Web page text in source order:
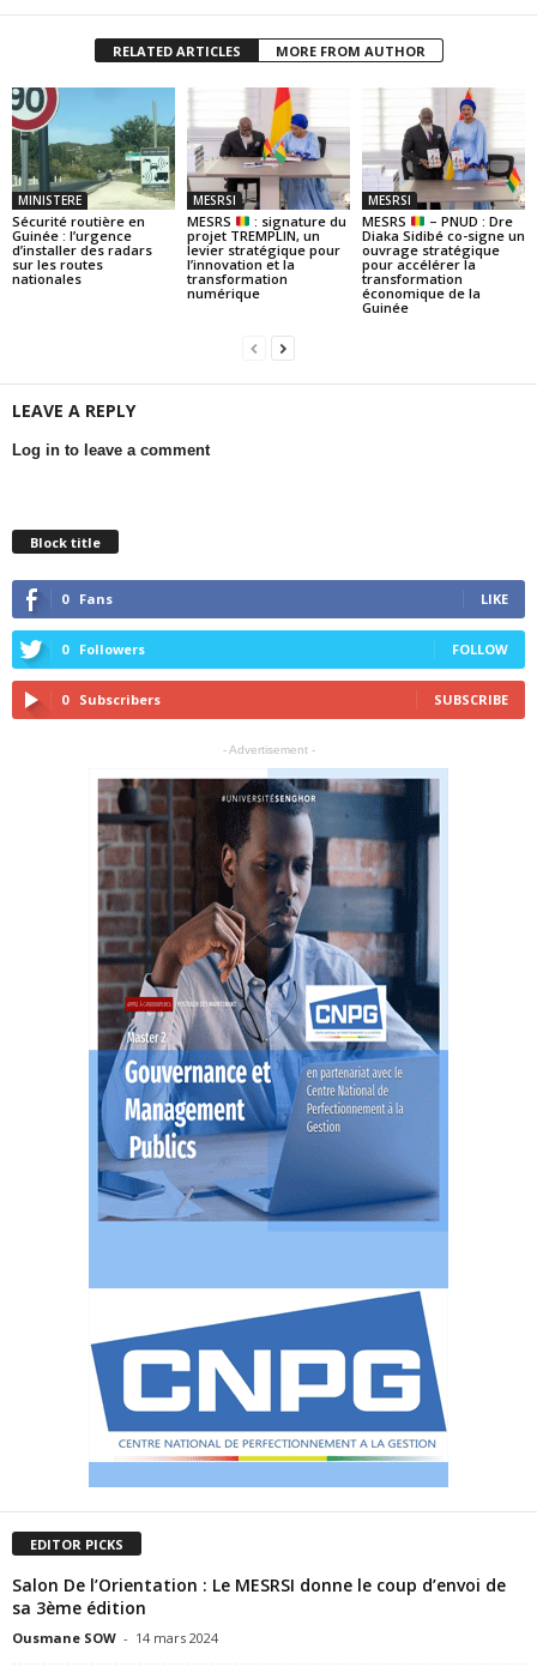
RELATED ARTICLES MORE FROM AUTHOR
MINISTERE
Sécurité routière en
Guinée : l’urgence
d’installer des radars
sur les routes
nationales
MESRSI
MESRS
: signature du
projet TREMPLIN, un
levier stratégique pour
l’innovation et la
transformation
numérique
MESRSI
MESRS
– PNUD : Dre
Diaka Sidibé co-signe un
ouvrage stratégique
pour accélérer la
transformation
économique de la
Guinée
LEAVE A REPLY
Log in to leave a comment
Block title
0 Fans LIKE
0 Followers FOLLOW
0 Subscribers SUBSCRIBE
- Advertisement -
EDITOR PICKS
Salon De l’Orientation : Le MESRSI donne le coup d’envoi de
sa 3ème édition
Ousmane SOW - 14 mars 2024